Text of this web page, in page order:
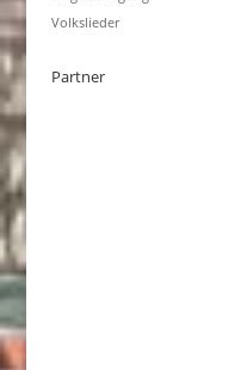
Volkslieder
Partner